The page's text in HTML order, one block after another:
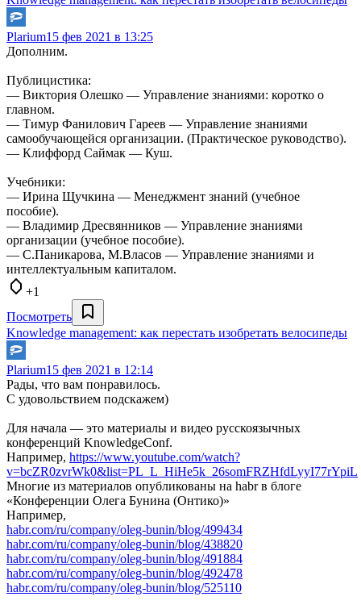
Plarium15 фев 2021 в 13:25
Дополним.
Публицистика:
— Виктория Олешко — Управление знаниями: коротко о
главном.
— Тимур Фанилович Гареев — Управление знаниями
самообучающейся организации. (Практическое руководство).
— Клиффорд Саймак — Куш.
Учебники:
— Ирина Щучкина — Менеджмент знаний (учебное
пособие).
— Владимир Дресвянников — Управление знаниями
организации (учебное пособие).
— С.Паникарова, М.Власов — Управление знаниями и
интеллектуальным капиталом.
+1
Посмотреть
Knowledge management: как перестать изобретать велосипеды
Plarium15 фев 2021 в 12:14
Рады, что вам понравилось.
С удовольствием подскажем)
Для начала — это материалы и видео русскоязычных
конференций KnowledgeConf.
Например, https://www.youtube.com/watch?
v=bcZR0zvrWk0&list=PL_L_HiHe5k_26somFRZHfdLyyI77rYpiL
Многие из материалов опубликованы на habr в блоге
«Конференции Олега Бунина (Онтико)»
Например,
habr.com/ru/company/oleg-bunin/blog/499434
habr.com/ru/company/oleg-bunin/blog/438820
habr.com/ru/company/oleg-bunin/blog/491884
habr.com/ru/company/oleg-bunin/blog/492478
habr.com/ru/company/oleg-bunin/blog/525110